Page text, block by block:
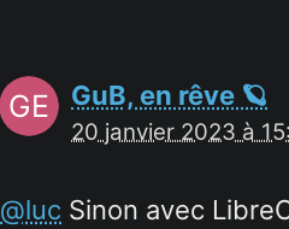
GuB, en rêve 🪐
20 janvier 2023 à
@luc Sinon avec